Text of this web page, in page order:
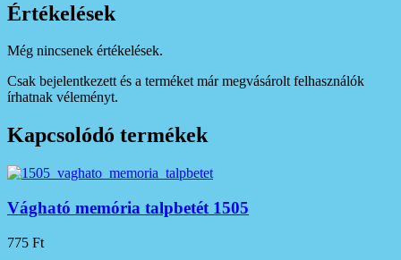
Értékelések
Még nincsenek értékelések.
Csak bejelentkezett és a terméket már megvásárolt felhasználók
írhatnak véleményt.
Kapcsolódó termékek
Vágható memória talpbetét 1505
775 Ft